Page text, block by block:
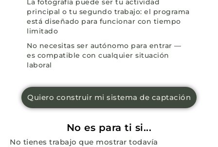
La fotografía puede ser tu actividad
principal o tu segundo trabajo: el programa
está diseñado para funcionar con tiempo
limitado
No necesitas ser autónomo para entrar —
es compatible con cualquier situación
laboral
Quiero construir mi sistema de captación
No es para ti si...
No tienes trabajo que mostrar todavía